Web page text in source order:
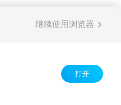
继续使用浏览器
打开